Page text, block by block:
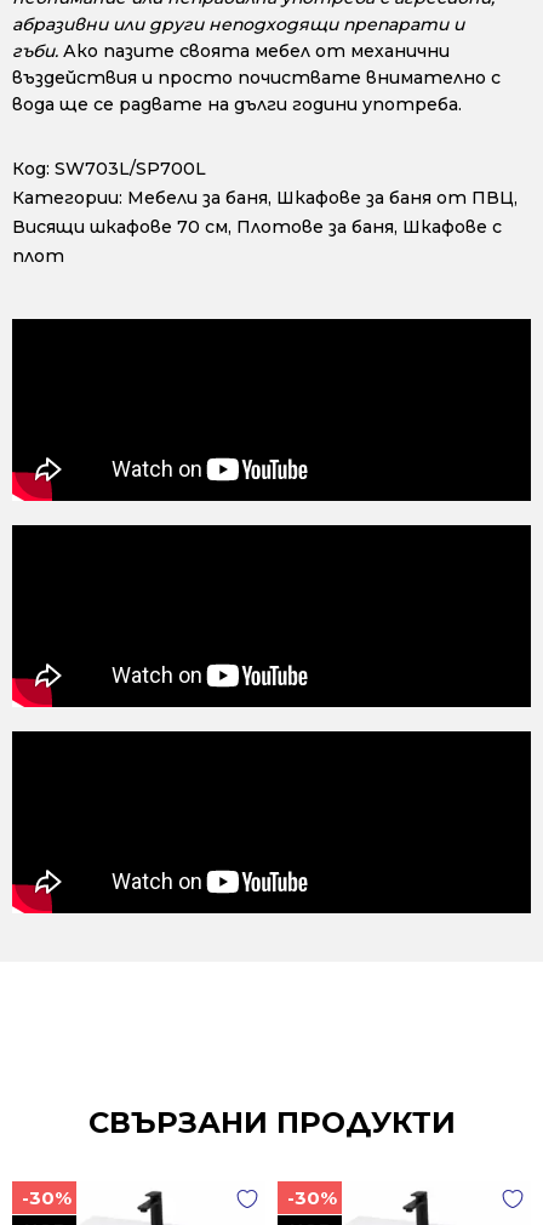
абразивни или други неподходящи препарати и
гъби. Ако пазите своята мебел от механични
въздействия и просто почиствате внимателно с
вода ще се радвате на дълги години употреба.
Код: SW703L/SP700L
Категории: Мебели за баня, Шкафове за баня от ПВЦ,
Висящи шкафове 70 см, Плотове за баня, Шкафове с
плот
СВЪРЗАНИ ПРОДУКТИ
-30% -30%